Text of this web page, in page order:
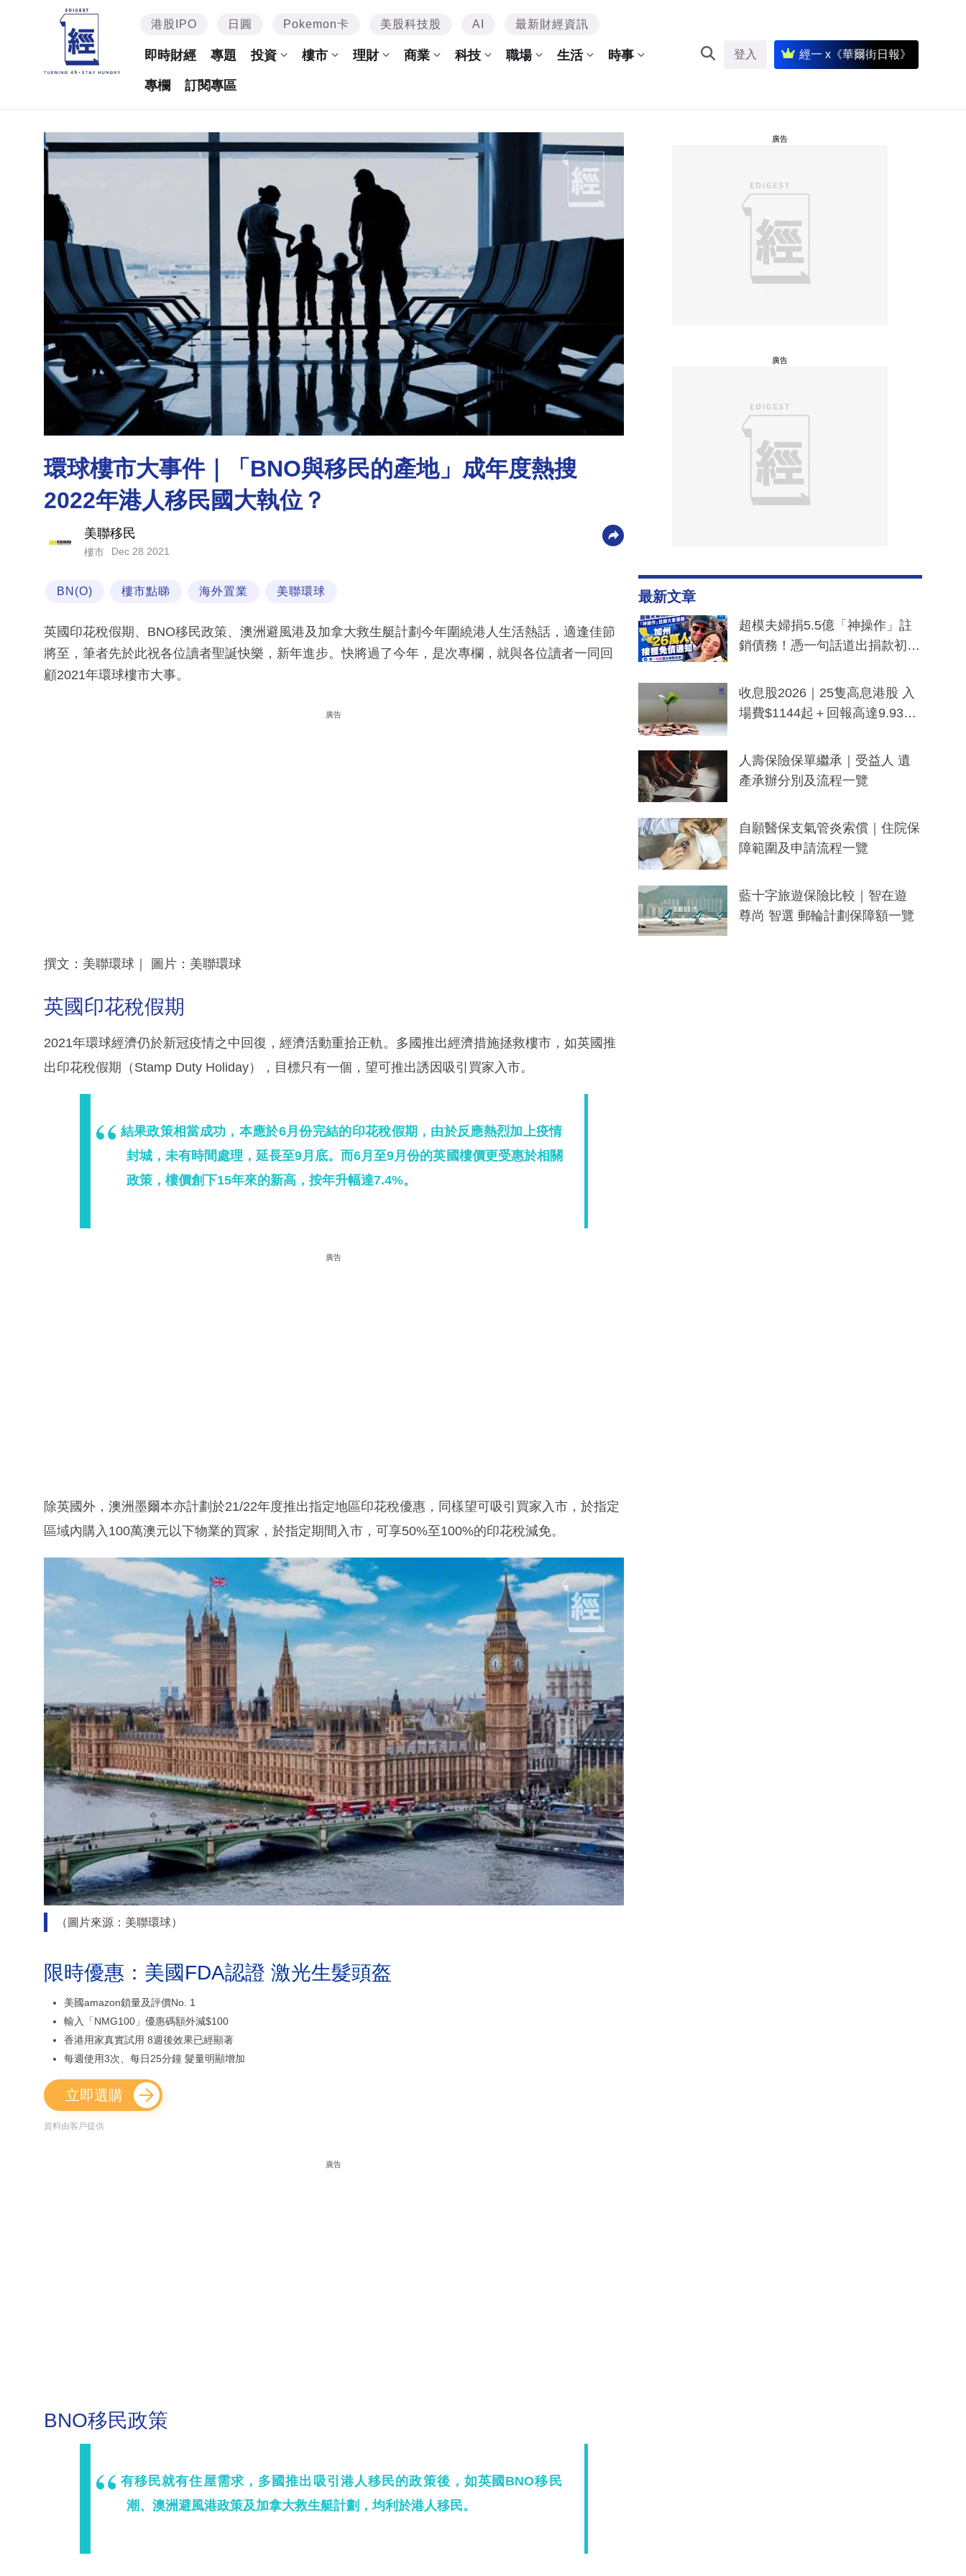
港股IPO 日圓 Pokemon卡 美股科技股 AI 最新財經資訊
即時財經 專題 投資 樓市 理財 商業 科技 職場 生活 時事
專欄 訂閱專區
登入 經一 x《華爾街日報》
環球樓市大事件｜「BNO與移民的產地」成年度熱搜
2022年港人移民國大執位？
美聯移民
樓市 Dec 28 2021
BN(O) 樓市點睇 海外置業 美聯環球
英國印花稅假期、BNO移民政策、澳洲避風港及加拿大救生艇計劃今年圍繞港人生活熱話，適逢佳節
將至，筆者先於此祝各位讀者聖誕快樂，新年進步。快將過了今年，是次專欄，就與各位讀者一同回
顧2021年環球樓市大事。
廣告
撰文：美聯環球｜ 圖片：美聯環球
英國印花稅假期
2021年環球經濟仍於新冠疫情之中回復，經濟活動重拾正軌。多國推出經濟措施拯救樓市，如英國推
出印花稅假期（Stamp Duty Holiday），目標只有一個，望可推出誘因吸引買家入市。
結果政策相當成功，本應於6月份完結的印花稅假期，由於反應熱烈加上疫情
封城，未有時間處理，延長至9月底。而6月至9月份的英國樓價更受惠於相關
政策，樓價創下15年來的新高，按年升幅達7.4%。
廣告
除英國外，澳洲墨爾本亦計劃於21/22年度推出指定地區印花稅優惠，同樣望可吸引買家入市，於指定
區域內購入100萬澳元以下物業的買家，於指定期間入市，可享50%至100%的印花稅減免。
（圖片來源：美聯環球）
限時優惠：美國FDA認證 激光生髮頭盔
美國amazon鎖量及評價No. 1
輸入「NMG100」優惠碼額外減$100
香港用家真實試用 8週後效果已經顯著
每週使用3次、每日25分鐘 髮量明顯增加
立即選購
資料由客戶提供
廣告
BNO移民政策
有移民就有住屋需求，多國推出吸引港人移民的政策後，如英國BNO移民
潮、澳洲避風港政策及加拿大救生艇計劃，均利於港人移民。
廣告
廣告
最新文章
超模夫婦捐5.5億「神操作」註
銷債務！憑一句話道出捐款初
一度被誤當詐騙手段
收息股2026｜25隻高息港股 入
場費$1144起＋回報高達9.93
人壽保險保單繼承｜受益人 遺
產承辦分別及流程一覽
自願醫保支氣管炎索償｜住院保
障範圍及申請流程一覽
藍十字旅遊保險比較｜智在遊
尊尚 智選 郵輪計劃保障額一覽